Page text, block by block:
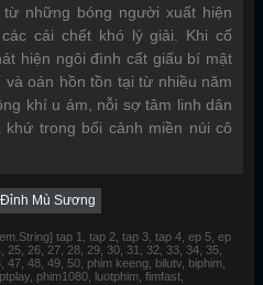
những bóng người xuất hiện
cái chết khó lý giải. Khi cố
hiện ngôi đình cất giấu bí mật
oán hồn tồn tại từ nhiều năm
khí u ám, nỗi sợ tâm linh dân
trong bối cảnh miền núi cô
Đỉnh Mù Sương
tap 1, tap 2, tap 3, tap 4, ep 5, ep
26, 27, 28, 29, 30, 31, 32, 33, 34, 35,
48, 49, 50, phim keeng, bilutv, biphim,
phim1080, luotphim, fimfast,